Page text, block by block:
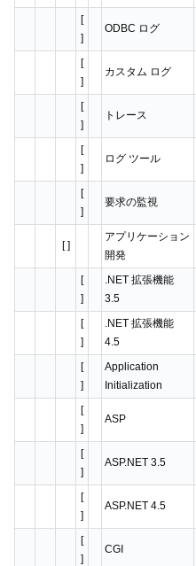
[
]
ODBC ログ
[
]
カスタム ログ
[
]
トレース
[
]
ログ ツール
[
]
要求の監視
[ ]
アプリケーション
開発
[
]
.NET 拡張機能
3.5
[
]
.NET 拡張機能
4.5
[
]
Application
Initialization
[
]
ASP
[
]
ASP.NET 3.5
[
]
ASP.NET 4.5
[
]
CGI